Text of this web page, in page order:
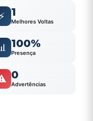
1
Melhores Voltas
100%
Presença
0
Advertências